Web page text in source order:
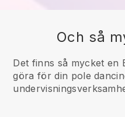
Och så
Det finns så mycket en
göra för din pole